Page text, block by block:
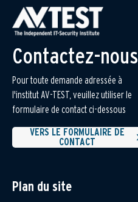
Contactez-nous
Pour toute demande adressée à
l'institut AV-TEST, veuillez utiliser le
formulaire de contact ci-dessous
VERS LE FORMULAIRE DE
CONTACT
Plan du site